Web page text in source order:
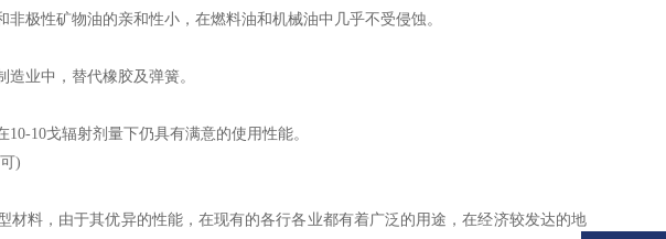
极性矿物油的亲和性小，在燃料油和机械油中几乎不受侵蚀。
业中，替代橡胶及弹簧。
10戈辐射剂量下仍具有满意的使用性能。
)
材料，由于其优异的性能，在现有的各行各业都有着广泛的用途，在经济较发达的地